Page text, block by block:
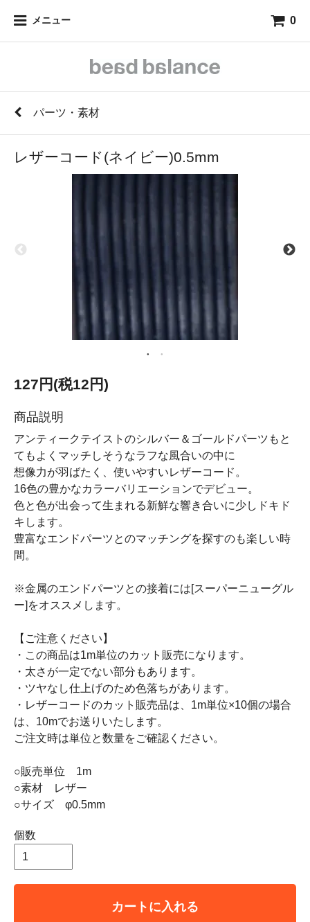
メニュー 0
パーツ・素材
レザーコード(ネイビー)0.5mm
127円(税12円)
商品説明
アンティークテイストのシルバー＆ゴールドパーツもと
てもよくマッチしそうなラフな風合いの中に
想像力が羽ばたく、使いやすいレザーコード。
16色の豊かなカラーバリエーションでデビュー。
色と色が出会って生まれる新鮮な響き合いに少しドキド
キします。
豊富なエンドパーツとのマッチングを探すのも楽しい時
間。
※金属のエンドパーツとの接着には[スーパーニューグル
ー]をオススメします。
【ご注意ください】
・この商品は1m単位のカット販売になります。
・太さが一定でない部分もあります。
・ツヤなし仕上げのため色落ちがあります。
・レザーコードのカット販売品は、1m単位×10個の場合
は、10mでお送りいたします。
ご注文時は単位と数量をご確認ください。
○販売単位 1m
○素材 レザー
○サイズ φ0.5mm
個数
カートに入れる